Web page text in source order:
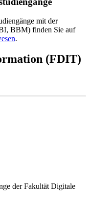
mit der
BBM) finden Sie auf
.
(FDIT)
der Fakultät Digitale